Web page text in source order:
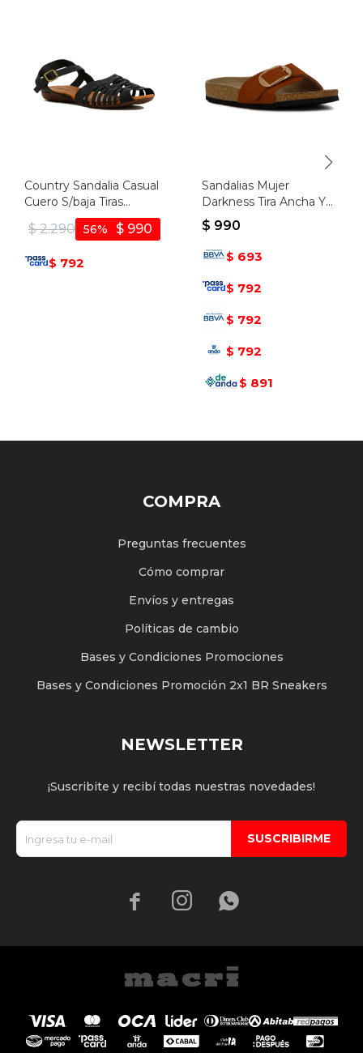
Country Sandalia Casual
Cuero S/baja Tiras
Cruzadas - Negro
$ 2.290 $ 990
56
$ 792
Sandalias Mujer
Darkness Tira Ancha Y
Hebilla - Marron Claro
$ 990
$ 693
$ 792
$ 792
$ 792
$ 891
COMPRA
Preguntas frecuentes
Cómo comprar
Envíos y entregas
Políticas de cambio
Bases y Condiciones Promociones
Bases y Condiciones Promoción 2x1 BR Sneakers
NEWSLETTER
¡Suscribite y recibí todas nuestras novedades!
SUSCRIBIRME
  